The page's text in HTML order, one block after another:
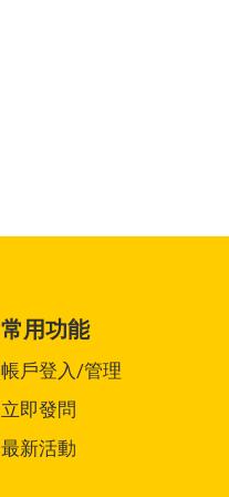
常用功能
帳戶登入/管理
立即發問
最新活動